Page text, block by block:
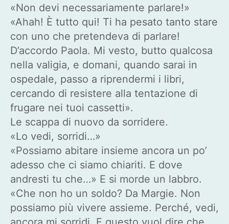
«Non devi necessariamente parlare!»
«Ahah! È tutto qui! Ti ha pesato tanto stare
con uno che pretendeva di parlare!
D’accordo Paola. Mi vesto, butto qualcosa
nella valigia, e domani, quando sarai in
ospedale, passo a riprendermi i libri,
cercando di resistere alla tentazione di
frugare nei tuoi cassetti».
Le scappa di nuovo da sorridere.
«Lo vedi, sorridi…»
«Possiamo abitare insieme ancora un po’
adesso che ci siamo chiariti. E dove
andresti tu che…» E si morde un labbro.
«Che non ho un soldo? Da Margie. Non
possiamo più vivere assieme. Perché, vedi,